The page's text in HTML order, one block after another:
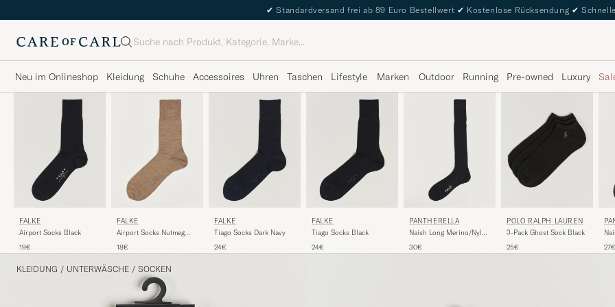
✔ Standardversand frei ab 89 Euro Bestellwert ✔ Kostenlose Rücksendung ✔
Suche
Neu im Onlineshop Kleidung Schuhe Accessoires Uhren Taschen Lifestyle Marken Outdoor Running Pre-owned Luxury
FALKE
Airport Socks Black
19€
FALKE
Airport Socks Nutmeg
18€
FALKE
Tiago Socks Dark Navy
24€
FALKE
Tiago Socks Black
24€
PANTHERELLA
Naish Long Merino/Nylon
30€
POLO RALPH LAUREN
3-Pack Ghost Sock Black
25€
27€
KLEIDUNG / UNTERWÄSCHE / SOCKEN